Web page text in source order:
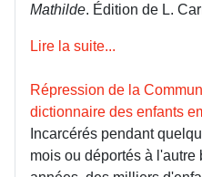
Mathilde. Édition de L.
Lire la suite...
Répression de la
dictionnaire des enfants
Incarcérés pendant
mois ou déportés à